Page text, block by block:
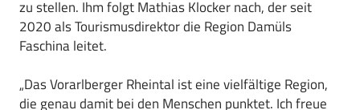
zu stellen. Ihm folgt Mathias Klocker nach, der seit
2020 als Tourismusdirektor die Region Damüls
Faschina leitet.
„Das Vorarlberger Rheintal ist eine vielfältige Region,
die genau damit bei den Menschen punktet. Ich freue